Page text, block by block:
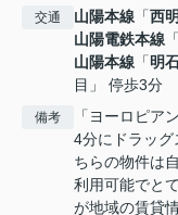
交通 山陽本線 「西
山陽電鉄本線 「
山陽本線 「明
目」 停歩3分
備考
「ヨーロピア
4分にドラッグ
ちらの物件は
利用可能でと
が地域の賃貸